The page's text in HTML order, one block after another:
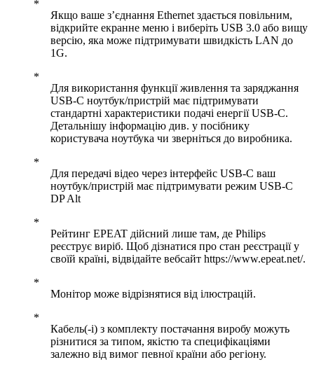
Якщо ваше з’єднання Ethernet здається повільним,
відкрийте екранне меню і виберіть USB 3.0 або вищу
версію, яка може підтримувати швидкість LAN до
1G.
Для використання функції живлення та заряджання
USB-C ноутбук/пристрій має підтримувати
стандартні характеристики подачі енергії USB-C.
Детальнішу інформацію див. у посібнику
користувача ноутбука чи зверніться до виробника.
Для передачі відео через інтерфейс USB-C ваш
ноутбук/пристрій має підтримувати режим USB-C
DP Alt
Рейтинг EPEAT дійсний лише там, де Philips
реєструє виріб. Щоб дізнатися про стан реєстрації у
своїй країні, відвідайте вебсайт https://www.epeat.net/.
Монітор може відрізнятися від ілюстрацій.
Кабель(-і) з комплекту постачання виробу можуть
різнитися за типом, якістю та специфікаціями
залежно від вимог певної країни або регіону.